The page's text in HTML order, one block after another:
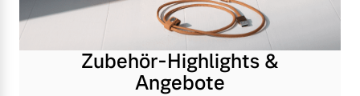
Zubehör-Highlights &
Angebote